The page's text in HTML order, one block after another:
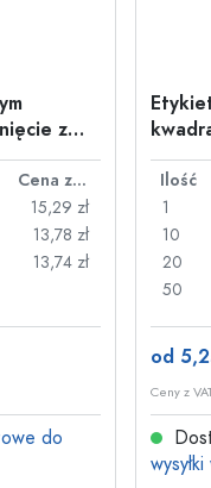
z
Cena za sztukę
15,29 zł
13,78 zł
13,74 zł
do
Ilość
1
10
20
50
od
Ceny z